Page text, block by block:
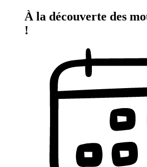
À la découverte des
!